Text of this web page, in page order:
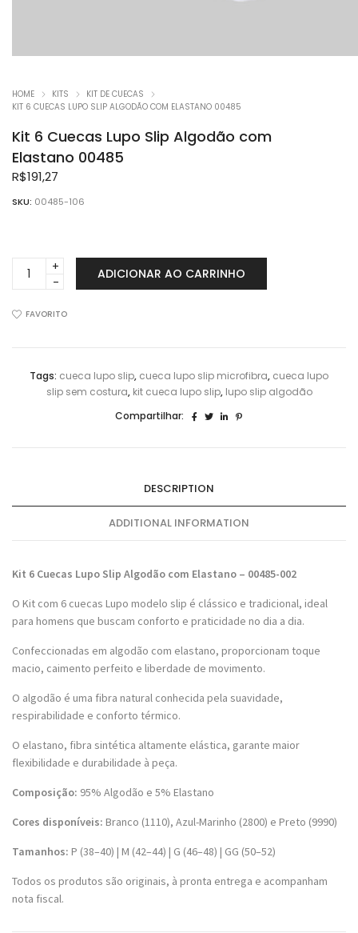
HOME KITS
KIT DE CUECAS
KIT 6 CUECAS LUPO SLIP ALGODÃO COM ELASTANO 00485
Kit 6 Cuecas Lupo Slip Algodão com
Elastano 00485
R$191,27
SKU: 00485-106
Lupo
Elastano
00485
ADICIONAR AO CARRINHO
FAVORITO
Tags: cueca lupo slip, cueca lupo slip microfibra, cueca lupo
slip sem costura, kit cueca lupo slip, lupo slip algodão
Compartilhar:
DESCRIPTION
ADDITIONAL INFORMATION
Kit 6 Cuecas Lupo Slip Algodão com Elastano – 00485-002
O Kit com 6 cuecas Lupo modelo slip é clássico e tradicional, ideal
para homens que buscam conforto e praticidade no dia a dia.
Confeccionadas em algodão com elastano, proporcionam toque
macio, caimento perfeito e liberdade de movimento.
O algodão é uma fibra natural conhecida pela suavidade,
respirabilidade e conforto térmico.
O elastano, fibra sintética altamente elástica, garante maior
flexibilidade e durabilidade à peça.
Composição: 95% Algodão e 5% Elastano
Cores disponíveis: Branco (1110), Azul-Marinho (2800) e Preto (9990)
Tamanhos: P (38–40) | M (42–44) | G (46–48) | GG (50–52)
Todos os produtos são originais, à pronta entrega e acompanham
nota fiscal.